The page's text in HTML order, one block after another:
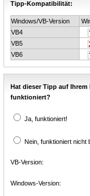
Tipp-Kompatibilität:
Windows/VB-Version
VB4
VB5
VB6
Hat dieser Tipp auf
funktioniert?
Ja, funktioniert!
Nein, funktioniert nicht
VB-Version:
Windows-Version: